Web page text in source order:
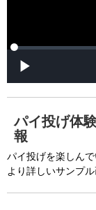
a
L
d
0
P
e
s
%
パイ投げ体
報
パイ投げを楽しん
より詳しいサンプ